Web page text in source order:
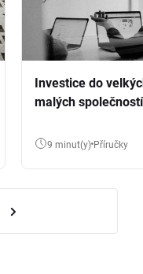
Investice do
malých společností
9 minut(y) Příručky